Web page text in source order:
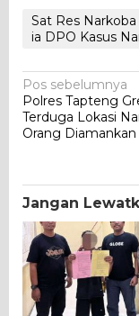
Sat Res
ia DPO Kasus
Navigasi
pos
Pos sebelumnya
Polres Tapteng
Terduga Lokasi
Orang Diamankan
Jangan